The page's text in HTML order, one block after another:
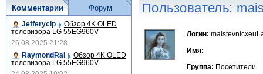
Пользователь:
Логин:
Имя:
Группа: Посетители
Комментарии
Jefferycip Обзор 4K OLED
телевизора LG 55EG960V
26.08.2025 21:28
RaymondRal
Обзор 4K OLED
телевизора LG 55EG960V
Форум